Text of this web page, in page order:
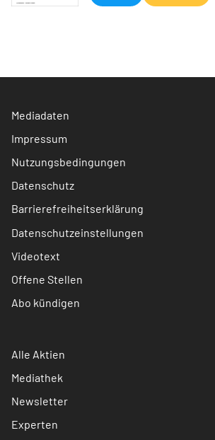
Mediadaten
Impressum
Nutzungsbedingungen
Datenschutz
Barrierefreiheitserklärung
Datenschutzeinstellungen
Videotext
Offene Stellen
Abo kündigen
Alle Aktien
Mediathek
Newsletter
Experten